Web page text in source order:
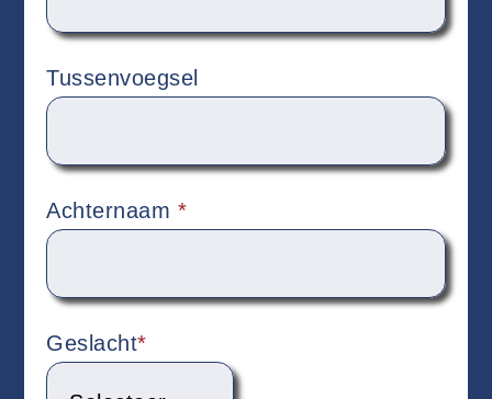
Tussenvoegsel
Achternaam *
Geslacht*